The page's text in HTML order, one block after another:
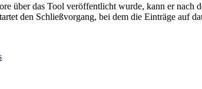
über das Tool veröffentlicht wurde, kann er nach
den Schließvorgang, bei dem die Einträge auf